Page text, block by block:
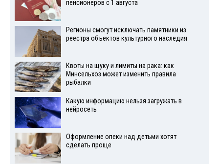
пенсионеров с 1 августа
Регионы смогут исключать памятники из
реестра объектов культурного наследия
Квоты на щуку и лимиты на рака: как
Минсельхоз может изменить правила
рыбалки
Какую информацию нельзя загружать в
нейросеть
Оформление опеки над детьми хотят
сделать проще